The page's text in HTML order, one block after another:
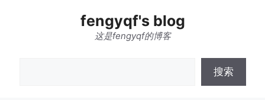
fengyqf's blog
这是fengyqf的博客
搜索